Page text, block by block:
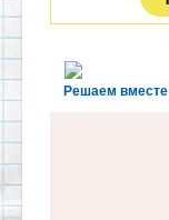
Решаем вместе